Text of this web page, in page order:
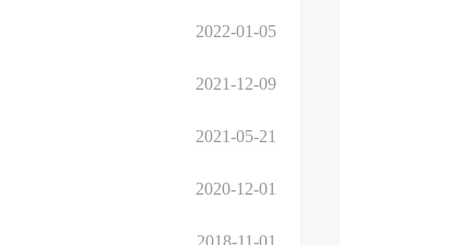
2022-01-05
2021-12-09
2021-05-21
2020-12-01
2018-11-01